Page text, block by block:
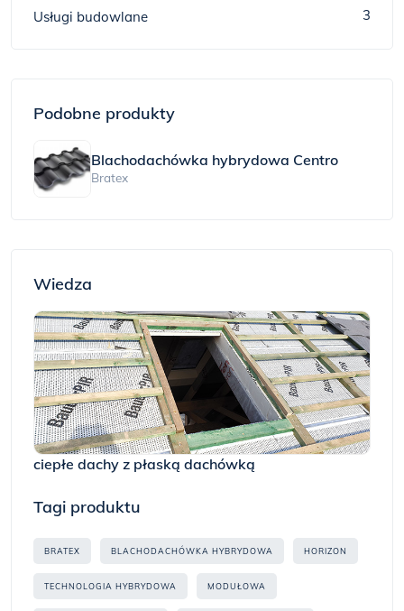
Usługi budowlane
3
Podobne produkty
Blachodachówka hybrydowa Centro
Bratex
Wiedza
ciepłe dachy z płaską dachówką
Tagi produktu
BRATEX BLACHODACHÓWKA HYBRYDOWA HORIZON
TECHNOLOGIA HYBRYDOWA MODUŁOWA